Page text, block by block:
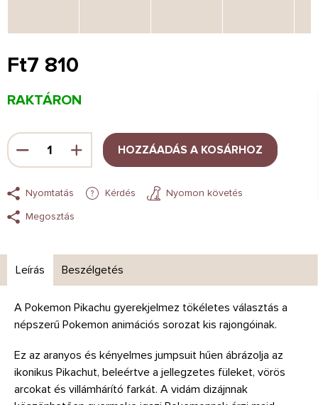
Ft7 810
Egységár:
RAKTÁRON
HOZZÁADÁS A KOSÁRHOZ
Nyomtatás Kérdés
Nyomon követés
Megosztás
Leírás Beszélgetés
A Pokemon Pikachu gyerekjelmez tökéletes választás a
népszerű Pokemon animációs sorozat kis rajongóinak.
Ez az aranyos és kényelmes jumpsuit hűen ábrázolja az
ikonikus Pikachut, beleértve a jellegzetes füleket, vörös
arcokat és villámhárító farkát. A vidám dizájnnak